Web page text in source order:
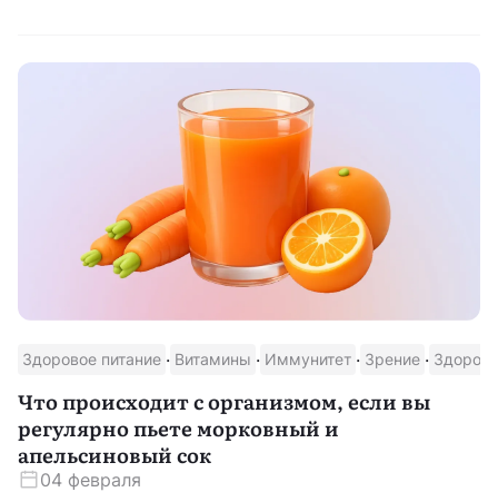
Здоровое питание · Витамины · Иммунитет · Зрение ·
Что происходит с организмом, если вы
регулярно пьете морковный и
апельсиновый сок
04 февраля